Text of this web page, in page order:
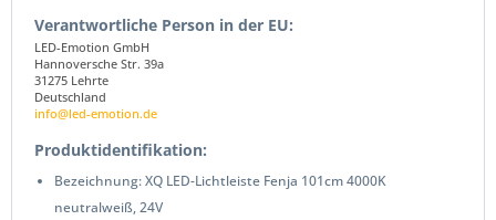
Verantwortliche Person in der EU:
LED-Emotion GmbH
Hannoversche Str. 39a
31275 Lehrte
Deutschland
info@led-emotion.de
Produktidentifikation:
Bezeichnung: XQ LED-Lichtleiste Fenja 101cm 4000K
neutralweiß, 24V